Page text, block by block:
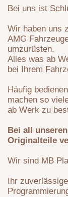
Bei uns ist
Wir haben uns
AMG
umzurüsten.
Alles was ab
bei Ihrem
Häufig
machen so
ab Werk zu
Bei all
Originalteile
Wir sind MB
Ihr